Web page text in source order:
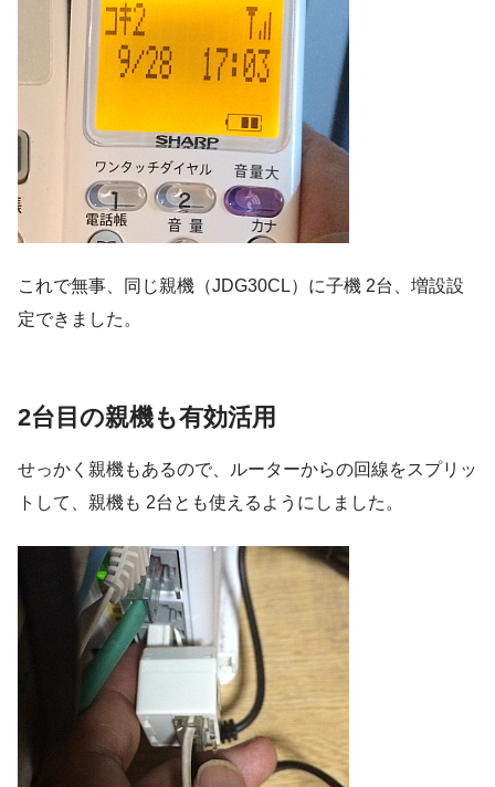
これで無事、同じ親機（JDG30CL）に子機 2台、増設設
定できました。
2台目の親機も有効活用
せっかく親機もあるので、ルーターからの回線をスプリッ
トして、親機も 2台とも使えるようにしました。